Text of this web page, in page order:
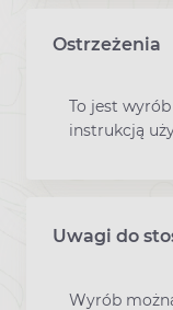
Ostrzeżenia
To jest
instrukcją
Uwagi do
Wyrób